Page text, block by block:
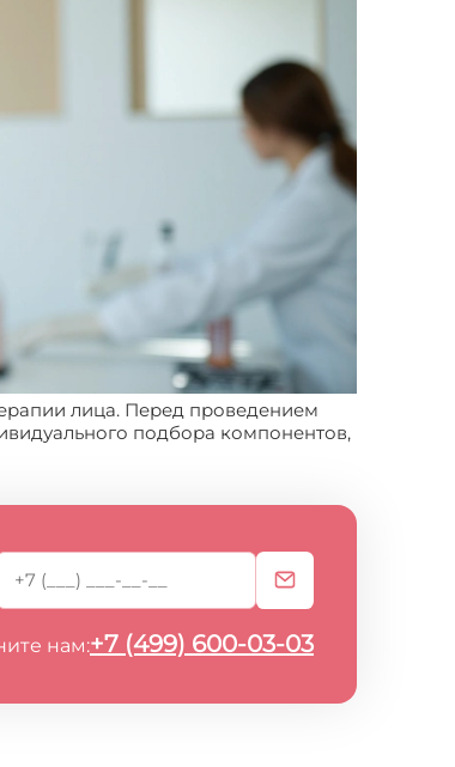
лица. Перед проведением
подбора компонентов,
нам:+7 (499) 600-03-03